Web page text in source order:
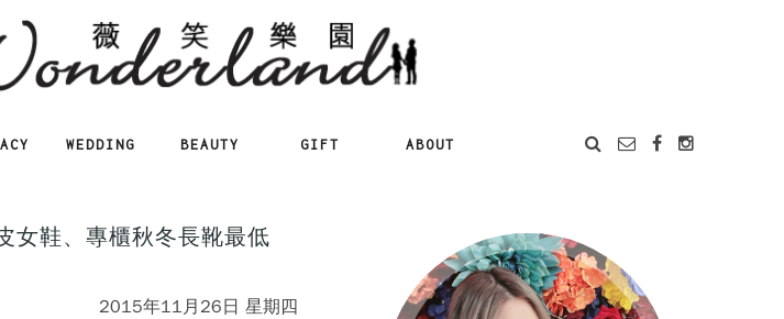
WEDDING BEAUTY GIFT ABOUT
女鞋、專櫃秋冬長靴最低
2015年11月26日 星期四